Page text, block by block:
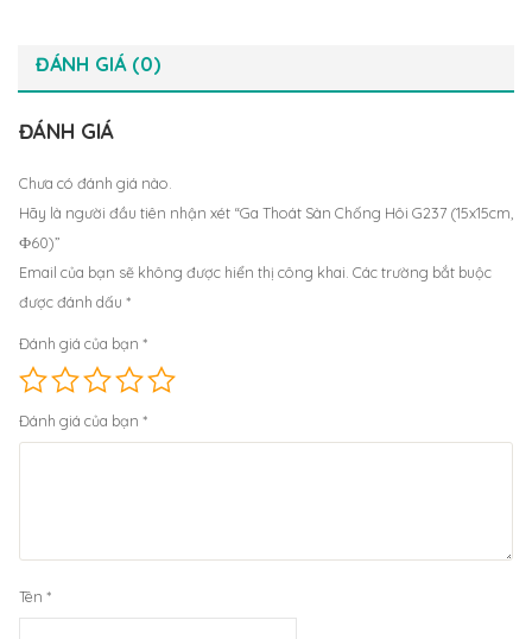
ĐÁNH GIÁ (0)
ĐÁNH GIÁ
Chưa có đánh giá nào.
Hãy là người đầu tiên nhận xét “Ga Thoát Sàn Chống Hôi G237 (15x15cm,
Ф60)”
Email của bạn sẽ không được hiển thị công khai. Các trường bắt buộc
được đánh dấu *
Đánh giá của bạn *
Đánh giá của bạn *
Tên *